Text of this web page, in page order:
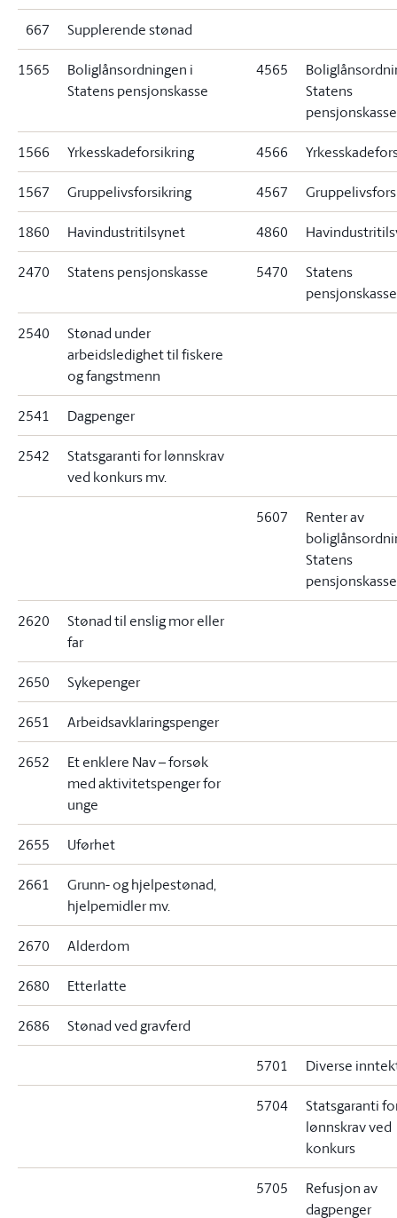
667 Supplerende stønad
1565
Boliglånsordningen i
Statens pensjonskasse
4565
Statens
pensjonskasse
1566 Yrkesskadeforsikring 4566
1567 Gruppelivsforsikring 4567
1860 Havindustritilsynet 4860
2470 Statens pensjonskasse 5470
Statens
pensjonskasse
2540
Stønad under
arbeidsledighet til fiskere
og fangstmenn
2541 Dagpenger
2542
Statsgaranti for lønnskrav
ved konkurs mv.
5607
Renter av
Statens
pensjonskasse
2620
Stønad til enslig mor eller
far
2650 Sykepenger
2651 Arbeidsavklaringspenger
2652
Et enklere Nav – forsøk
med aktivitetspenger for
unge
2655 Uførhet
2661
Grunn- og hjelpestønad,
hjelpemidler mv.
2670 Alderdom
2680 Etterlatte
2686 Stønad ved gravferd
5701 Diverse
5704
Statsgaranti
lønnskrav ved
konkurs
5705
Refusjon av
dagpenger